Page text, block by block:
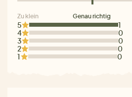
5
1
4
0
3
0
2
0
1
0
Zu klein Genau richtig